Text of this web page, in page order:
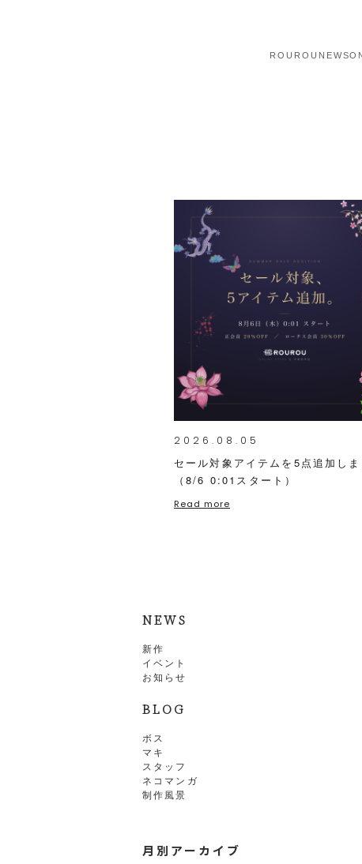
ROUROU NEWS
2026.08.05
セール対象アイテムを5点追加しま
（8/6 0:01スタート）
Read more
NEWS
新作
イベント
お知らせ
BLOG
ボス
マキ
スタッフ
ネコマンガ
制作風景
月別アーカイブ